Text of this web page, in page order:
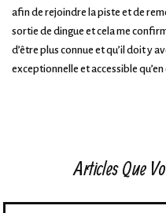
afin de rejoindre la piste et de
sortie de dingue et cela me
d’être plus connue et qu’il doit y
exceptionnelle et accessible
Articles Que